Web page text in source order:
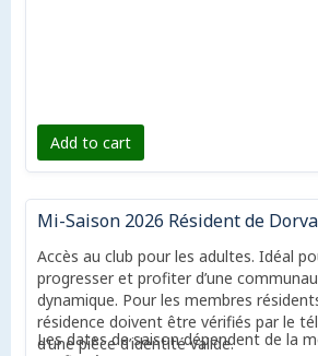
Add to cart
Accès au club pour les adultes. Idéal
progresser et profiter d’une
dynamique. Pour les membres
résidence doivent être vérifiés par le
d’une pièce d’identité valide.
Les dates de saison dépendent de la